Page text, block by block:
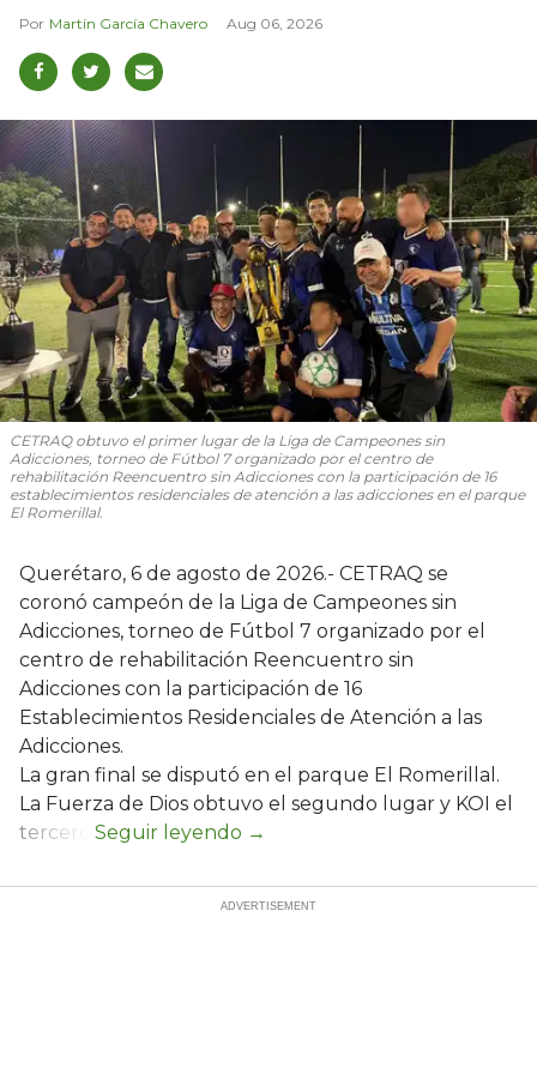
Martín García Chavero Aug 06, 2026
CETRAQ obtuvo el primer lugar de la Liga de Campeones sin
Adicciones, torneo de Fútbol 7 organizado por el centro de
rehabilitación Reencuentro sin Adicciones con la participación de 16
establecimientos residenciales de atención a las adicciones en el parque
El Romerillal.
Querétaro, 6 de agosto de 2026.- CETRAQ se
coronó campeón de la Liga de Campeones sin
Adicciones, torneo de Fútbol 7 organizado por el
centro de rehabilitación Reencuentro sin
Adicciones con la participación de 16
Establecimientos Residenciales de Atención a las
Adicciones.
La gran final se disputó en el parque El Romerillal.
La Fuerza de Dios obtuvo el segundo lugar y KOI el
tercero.